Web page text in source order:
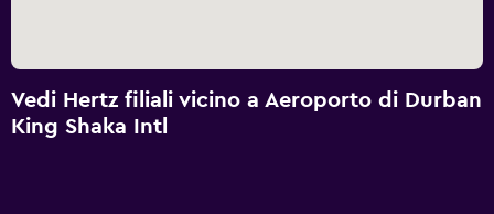
Vedi Hertz filiali vicino a Aeroporto di Durban
King Shaka Intl